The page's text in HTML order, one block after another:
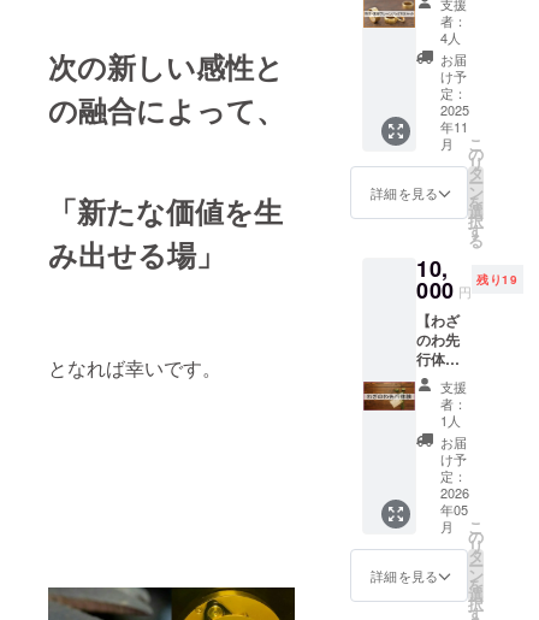
次の新しい感性と
の融合によって、
「新たな価値を生
み出せる場」
となれば幸いです。
くださ
い）
②【任
意】リ
ンクを
張りた
い方は
リンク
全額返
金！ ----
-----------
-----------
---- ▼備
考欄に
ご記載
くださ
い -------
-----------
-----------
- ①【必
載名
（掲載
希望し
ない場
合は
「匿
名」と
ご記載
くださ
い）
②【任
意】リ
ンクを
張りた
い方は
先
術サー
ビス
（修
理、加
工、
オー
ダーメ
イド
等）に
ご利用
な方は
ご支援
後、
メッ
セージ
にてお
申し付
けくだ
さい ★
目標未
達成の
場合は
全額返
金！
ンコー
ドを送
付させ
て頂き
ます ・
ご利用
期間：
2026年
8月～
2027年
され
る、道
具・材
料・技
法・
デー
タ・技
術サー
ビス
（修
理、加
工、
オー
ダーメ
イド
等）に
ご利用
リング5
本セッ
ト（送
料込
み）】
・宮城
のカッ
トリン
グ工房
で作
る、装
飾のな
プルな
真鍮プ
レーン
リング5
本セッ
トにな
ります
・平ま
たは甲
丸で、
好きな
幅、好
きな厚
みで
オー
ダー可
能 ・原
支援
者：
4人
お届
け予
定：
2025
年11
月
詳細を見る
こ
の
リ
タ
ー
ン
を
選
択
す
る
10,
000 円
残り19
【わざ
のわ先
行体験
にご招
待】
「わざ
のわ」
本リ
リース
数ヶ月
前に、
いち早
く利用
体験し
て頂け
る特別
支援
者：
1人
お届
け予
定：
2026
年05
月
詳細を見る
こ
の
リ
タ
ー
ン
を
選
択
す